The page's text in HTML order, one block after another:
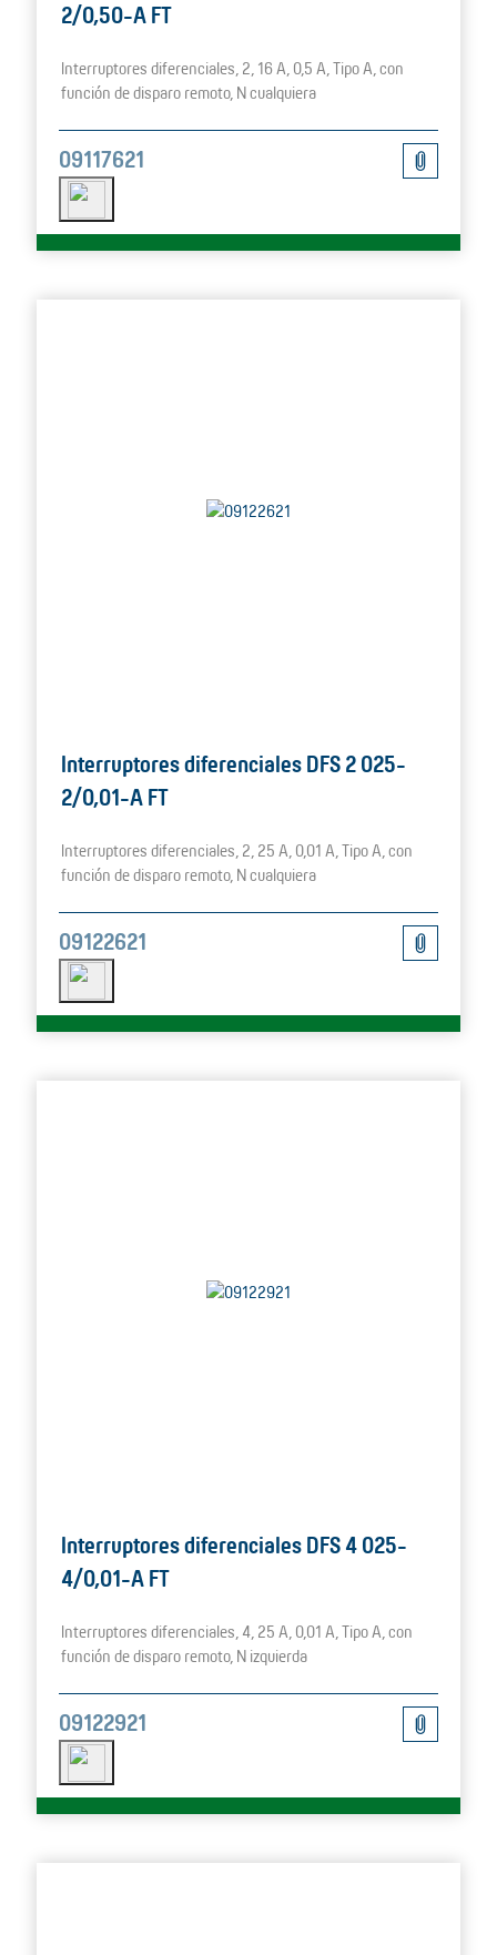
2/0,50-A FT
Interruptores diferenciales, 2, 16 A, 0,5 A, Tipo A, con
función de disparo remoto, N cualquiera
09117621
Interruptores diferenciales DFS 2 025-
2/0,01-A FT
Interruptores diferenciales, 2, 25 A, 0,01 A, Tipo A, con
función de disparo remoto, N cualquiera
09122621
Interruptores diferenciales DFS 4 025-
4/0,01-A FT
Interruptores diferenciales, 4, 25 A, 0,01 A, Tipo A, con
función de disparo remoto, N izquierda
09122921